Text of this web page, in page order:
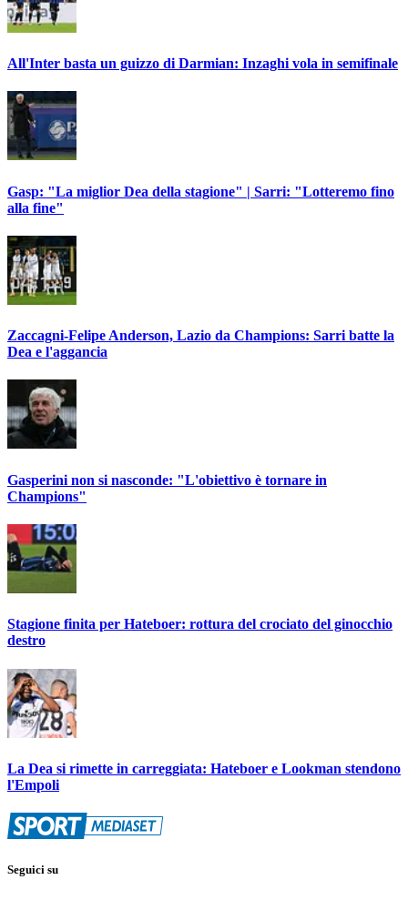
All'Inter basta un guizzo di Darmian: Inzaghi vola in semifinale
Gasp: "La miglior Dea della stagione" | Sarri: "Lotteremo fino
alla fine"
Zaccagni-Felipe Anderson, Lazio da Champions: Sarri batte la
Dea e l'aggancia
Gasperini non si nasconde: "L'obiettivo è tornare in
Champions"
Stagione finita per Hateboer: rottura del crociato del ginocchio
destro
La Dea si rimette in carreggiata: Hateboer e Lookman stendono
l'Empoli
Seguici su